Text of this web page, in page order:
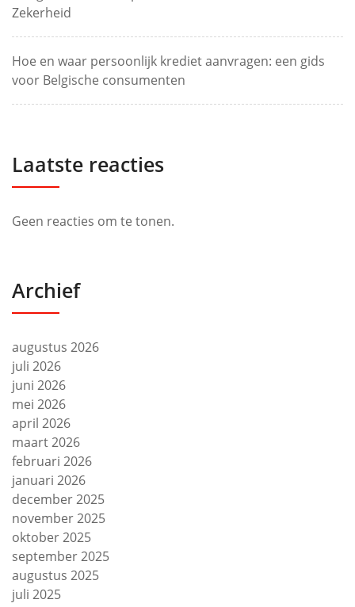
Zekerheid
Hoe en waar persoonlijk krediet aanvragen: een gids
voor Belgische consumenten
Laatste reacties
Geen reacties om te tonen.
Archief
augustus 2026
juli 2026
juni 2026
mei 2026
april 2026
maart 2026
februari 2026
januari 2026
december 2025
november 2025
oktober 2025
september 2025
augustus 2025
juli 2025